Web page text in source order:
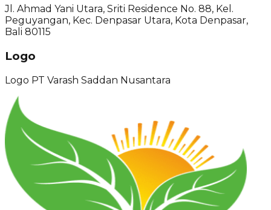
Jl. Ahmad Yani Utara, Sriti Residence No. 88, Kel.
Peguyangan, Kec. Denpasar Utara, Kota Denpasar,
Bali 80115
Logo
Logo PT Varash Saddan Nusantara